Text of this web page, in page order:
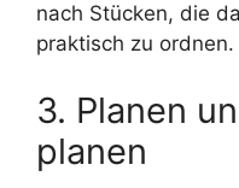
nach Stücken, die
praktisch zu ordnen.
3. Planen
planen